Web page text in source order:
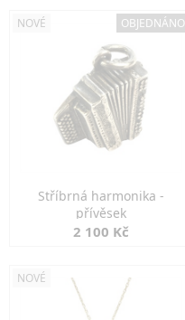
NOVÉ OBJEDNÁNO
Stříbrná harmonika -
přívěsek
2 100 Kč
NOVÉ